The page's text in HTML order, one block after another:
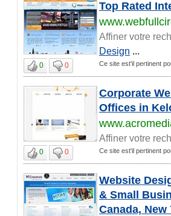
Top Rated
Affiner votre
Design ...
0 0 Ce site est'il pertinent
Corporate
Offices in
Affiner votre
0 0 Ce site est'il pertinent
Website
& Small
Canada,